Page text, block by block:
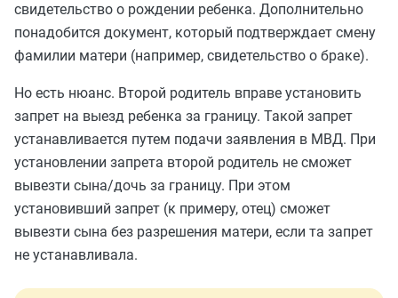
свидетельство о рождении ребенка. Дополнительно
понадобится документ, который подтверждает смену
фамилии матери (например, свидетельство о браке).
Но есть нюанс. Второй родитель вправе установить
запрет на выезд ребенка за границу. Такой запрет
устанавливается путем подачи заявления в МВД. При
установлении запрета второй родитель не сможет
вывезти сына/дочь за границу. При этом
установивший запрет (к примеру, отец) сможет
вывезти сына без разрешения матери, если та запрет
не устанавливала.